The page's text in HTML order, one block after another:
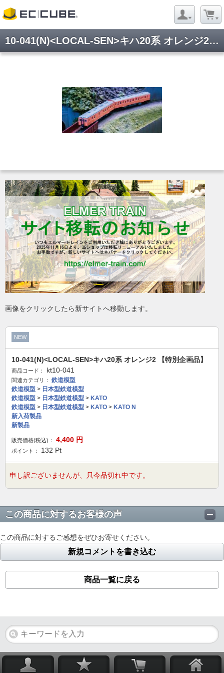
10-041(N)<LOCAL-SEN>キハ20系 オレンジ2 【特別企画品】
画像をクリックしたら新サイトへ移動します。
NEW
10-041(N)<LOCAL-SEN>キハ20系 オレンジ2 【特別企画品】
商品コード： kt10-041
関連カテゴリ：
鉄道模型
鉄道模型 > 日本型鉄道模型
鉄道模型 > 日本型鉄道模型 > KATO
鉄道模型 > 日本型鉄道模型 > KATO > KATO N
新入荷製品
新製品
販売価格(税込)： 4,400 円
ポイント： 132 Pt
申し訳ございませんが、只今品切れ中です。
この商品に対するお客様の声
この商品に対するご感想をぜひお寄せください。
新規コメントを書き込む
商品一覧に戻る